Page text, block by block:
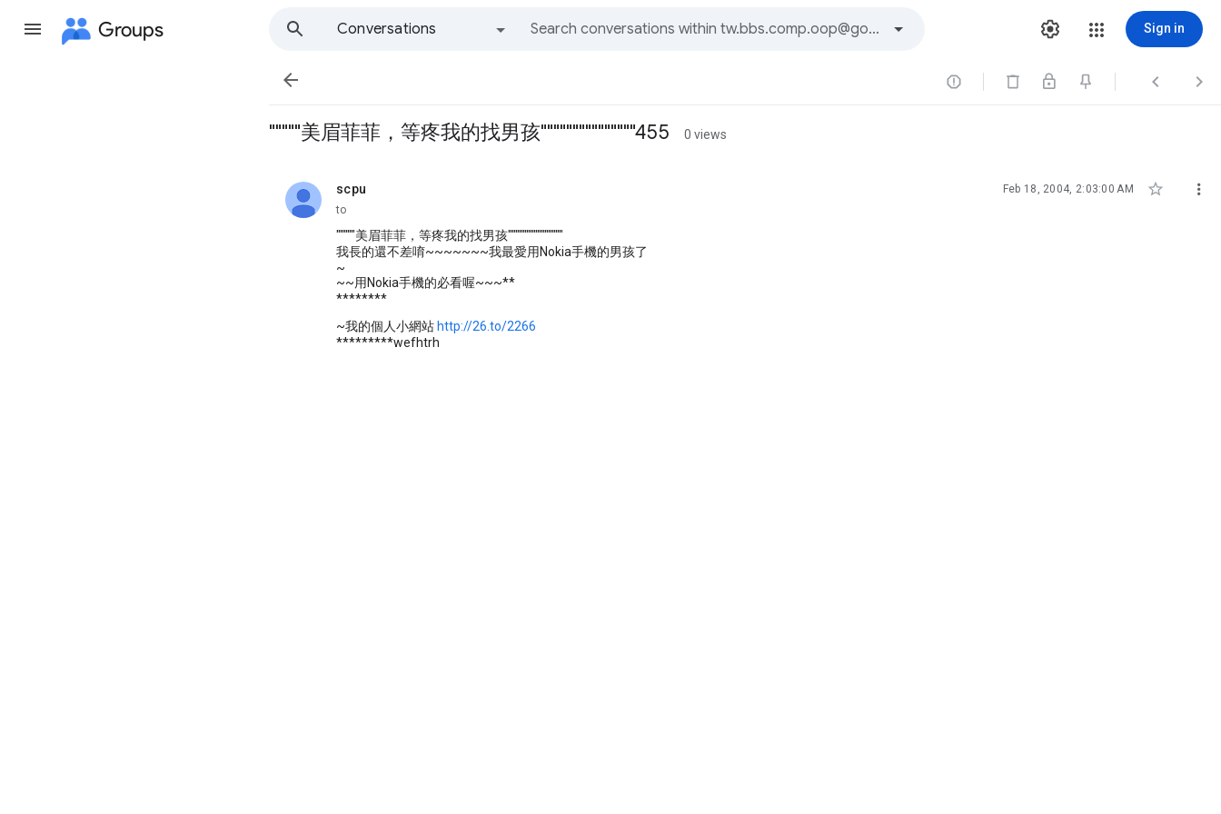
Groups
Conversations
Sign in
   
"""""美眉菲菲，等疼我的找男孩"""""""""""""""455 0 views
scpu
unread, Feb 18, 2004, 2:03:00 AM  
to
"""""美眉菲菲，等疼我的找男孩"""""""""""""""
我長的還不差唷~~~~~~~我最愛用Nokia手機的男孩了
~
~~用Nokia手機的必看喔~~~**
********
~我的個人小網站 http://26.to/2266
*********wefhtrh